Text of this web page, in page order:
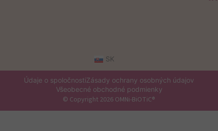
SK
Údaje o spoločnostiZásady ochrany osobných údajov
Všeobecné obchodné podmienky
© Copyright 2026 OMNi-BiOTiC®